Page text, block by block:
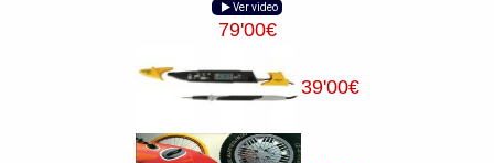
Ver video
79'00€
39'00€